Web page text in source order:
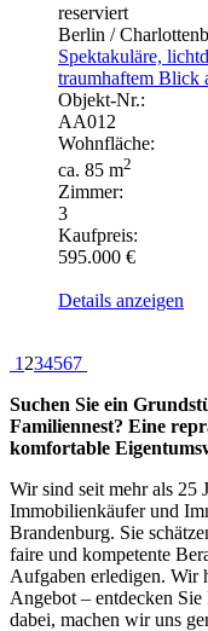
reserviert
Berlin /
Spektakuläre,
traumhaftem Blick
Objekt-Nr.:
AA012
Wohnfläche:
ca. 85 m2
Zimmer:
3
Kaufpreis:
595.000 €
Details anzeigen
1 234567
Suchen Sie ein
Familiennest? Eine
komfortable
Wir sind seit mehr als 25
Immobilienkäufer und
Brandenburg. Sie
faire und kompetente
Aufgaben erledigen. Wir
Angebot – entdecken
dabei, machen wir uns